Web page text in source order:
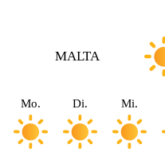
MALTA
Mo. Di. Mi.